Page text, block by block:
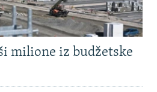
milione iz budžetske